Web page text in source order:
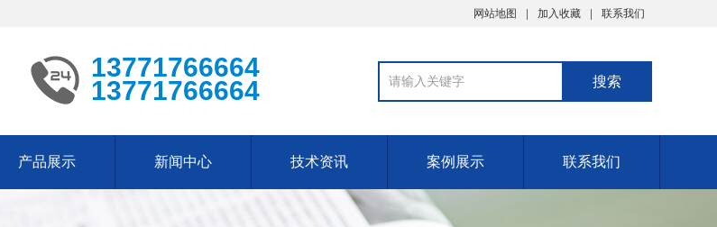
网站地图 加入收藏 联系我们
13771766664
13771766664
产品展示 新闻中心 技术资讯 案例展示 联系我们